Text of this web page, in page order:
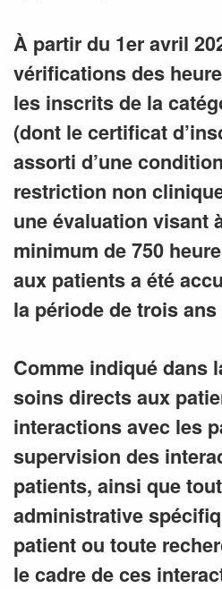
À partir du 1er avril
vérifications des
les inscrits de la
(dont le certificat
assorti d’une
restriction non
une évaluation visant
minimum de 750
aux patients a été
la période de trois
Comme indiqué dans
soins directs aux
interactions avec les
supervision des
patients, ainsi que
administrative
patient ou toute
le cadre de ces